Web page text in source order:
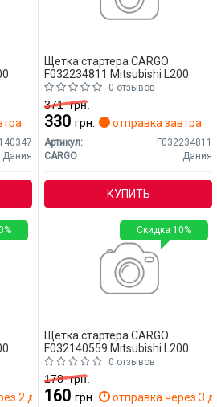
Дания
Щетка стартера CARGO
F032234811 Mitsubishi L200
0 отзывов
371грн.
330 грн. отправка завтра
Артикул:
F032234811
CARGO
Дания
КУПИТЬ
2 дн.
Щетка стартера CARGO
F032140559 Mitsubishi L200
0 отзывов
178грн.
160 грн. отправка через 3
Скидка 10%